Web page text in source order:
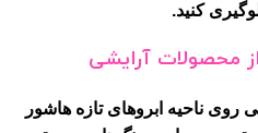
کنید.
محصولات آرایشی
روی ناحیه ابروهای تازه هاشور